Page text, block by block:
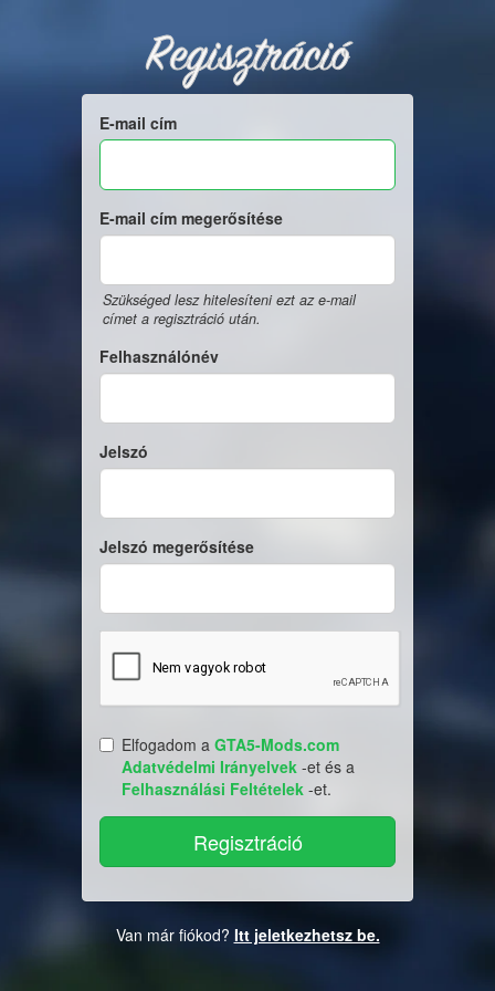
Regisztráció
E-mail cím
E-mail cím megerősítése
Szükséged lesz hitelesíteni ezt az e-mail
címet a regisztráció után.
Felhasználónév
Jelszó
Jelszó megerősítése
Elfogadom a GTA5-Mods.com
Adatvédelmi Irányelvek -et és a
Felhasználási Feltételek -et.
Van már fiókod? Itt jeletkezhetsz be.